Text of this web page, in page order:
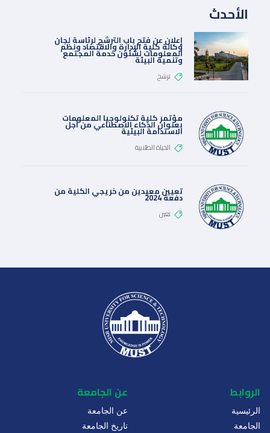
الأحدث
إعلان عن فتح باب الترشح لرئاسة لجان
وكالة كلية الإدارة والاقتصاد ونظم
المعلومات لشئون خدمة المجتمع
وتنمية البيئة
ترشح
مؤتمر كلية تكنولوجيا المعلومات
بعنوان الذكاء الاصطناعي من أجل
الاستدامة البيئية
الحياة الطلابية
تعيين معيدين من خريجي الكلية من
دفعة 2024
تعين
الروابط
الرئيسية
الجامعة
عن الجامعة
عن الجامعة
تاريخ الجامعة